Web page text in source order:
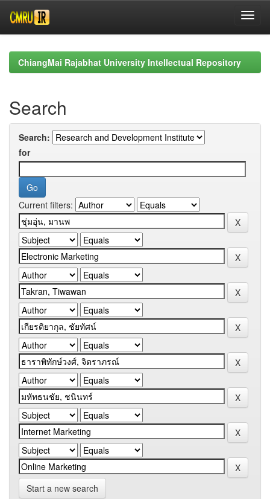
navigationChiangMai Rajabhat University Intellectual Repository
Search
Search:
for
Current filters:
Start a new search